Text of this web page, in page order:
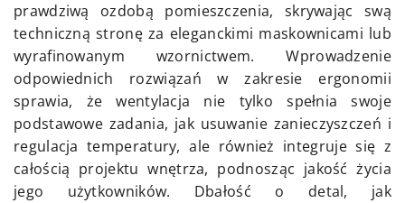
prawdziwą ozdobą pomieszczenia, skrywając swą
techniczną stronę za eleganckimi maskownicami lub
wyrafinowanym wzornictwem. Wprowadzenie
odpowiednich rozwiązań w zakresie ergonomii
sprawia, że wentylacja nie tylko spełnia swoje
podstawowe zadania, jak usuwanie zanieczyszczeń i
regulacja temperatury, ale również integruje się z
całością projektu wnętrza, podnosząc jakość życia
jego użytkowników. Dbałość o detal, jak